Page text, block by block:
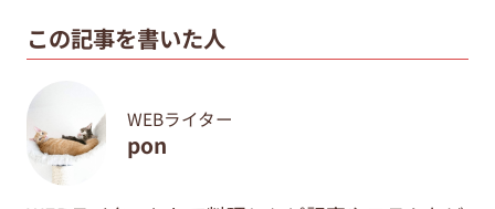
この記事を書いた人
WEBライター
pon